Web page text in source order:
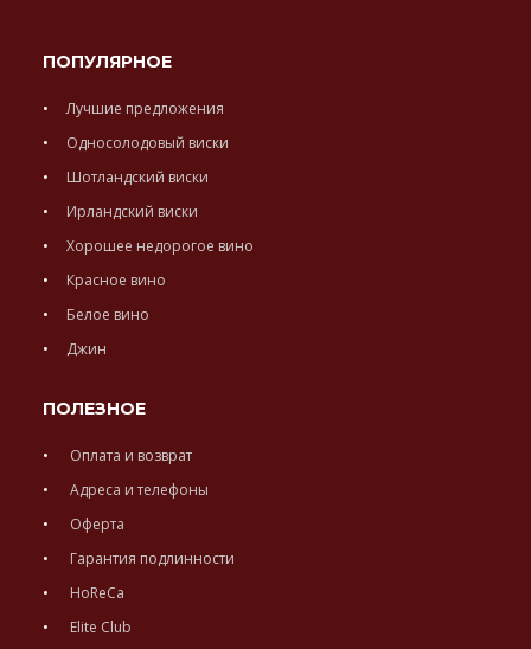
ПОПУЛЯРНОЕ
Лучшие предложения
Односолодовый виски
Шотландский виски
Ирландский виски
Хорошее недорогое вино
Красное вино
Белое вино
Джин
ПОЛЕЗНОЕ
Оплата и возврат
Адреса и телефоны
Оферта
Гарантия подлинности
HoReCa
Elite Club